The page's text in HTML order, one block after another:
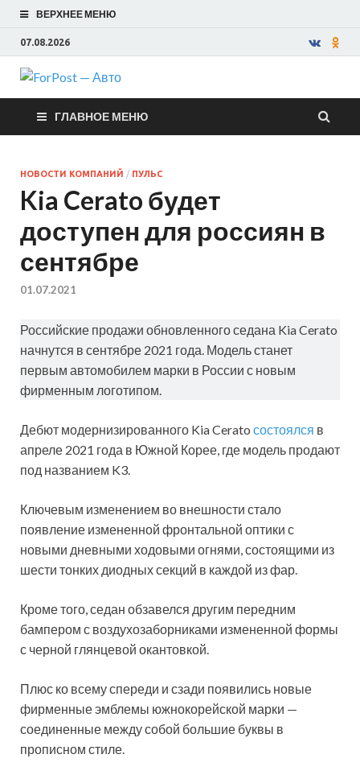
ВЕРХНЕЕ МЕНЮ
07.08.2026
ForPost —
Авто
ГЛАВНОЕ МЕНЮ
НОВОСТИ КОМПАНИЙ / ПУЛЬС
Kia Cerato будет
доступен для россиян в
сентябре
01.07.2021
Российские продажи обновленного седана Kia Cerato
начнутся в сентябре 2021 года. Модель станет
первым автомобилем марки в России с новым
фирменным логотипом.
Дебют модернизированного Kia Cerato состоялся в
апреле 2021 года в Южной Корее, где модель продают
под названием K3.
Ключевым изменением во внешности стало
появление измененной фронтальной оптики с
новыми дневными ходовыми огнями, состоящими из
шести тонких диодных секций в каждой из фар.
Кроме того, седан обзавелся другим передним
бампером с воздухозаборниками измененной формы
с черной глянцевой окантовкой.
Плюс ко всему спереди и сзади появились новые
фирменные эмблемы южнокорейской марки —
соединенные между собой большие буквы в
прописном стиле.